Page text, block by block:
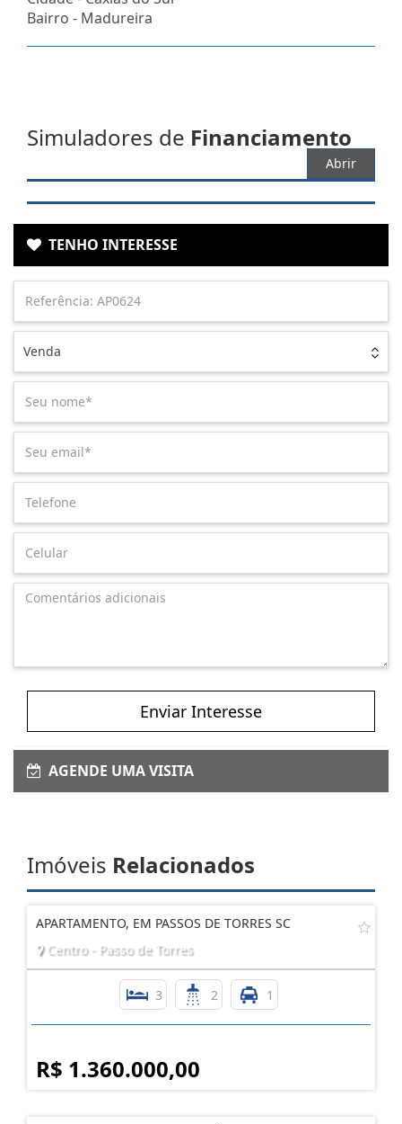
Bairro - Madureira
Simuladores de Financiamento
Abrir
TENHO INTERESSE
Venda
Enviar Interesse
AGENDE UMA VISITA
Imóveis Relacionados
APARTAMENTO, EM PASSOS DE TORRES SC
Centro - Passo de Torres
3 2 1
R$ 1.360.000,00